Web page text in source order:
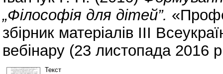
„Філософія для дітей”.
збірник матеріалів IІІ
вебінару (23 листопада 2016
Текст